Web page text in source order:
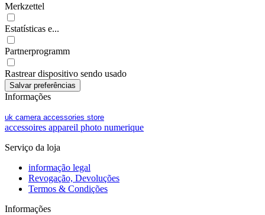
Merkzettel
Estatísticas e...
Partnerprogramm
Rastrear dispositivo sendo usado
Informações
uk camera accessories store
accessoires appareil photo numerique
Serviço da loja
informação legal
Revogação, Devoluções
Termos & Condições
Informações